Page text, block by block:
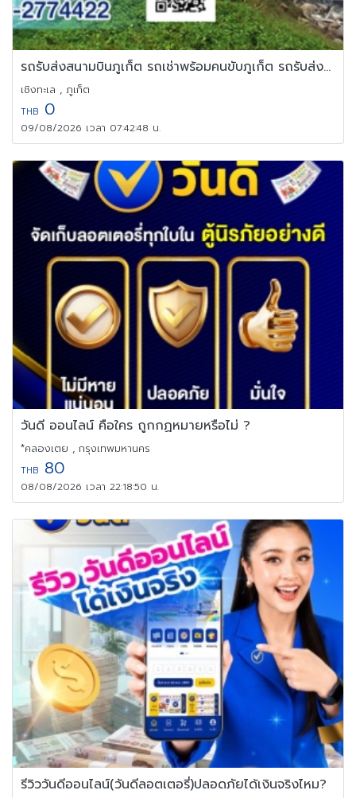
รถรับส่งสนามบินภูเก็ต รถเช่าพร้อมคนขับภูเก็ต รถรับส่งภูเก็ต
เชิงทะเล , ภูเก็ต
THB 0
09/08/2026 เวลา 07:42:48 น.
วันดี ออนไลน์ คือใคร ถูกกฏหมายหรือไม่ ?
*คลองเตย , กรุงเทพมหานคร
THB 80
08/08/2026 เวลา 22:18:50 น.
รีวิววันดีออนไลน์(วันดีลอตเตอรี่)ปลอดภัยได้เงินจริงไหม?